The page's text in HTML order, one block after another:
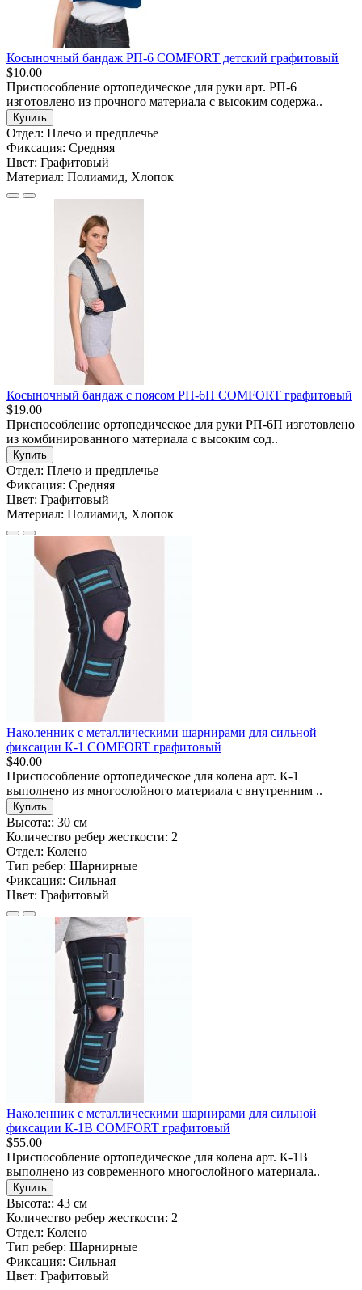
Косыночный бандаж РП-6 COMFORT детский графитовый
$10.00
Приспособление ортопедическое для руки арт. РП-6
изготовлено из прочного материала с высоким содержа..
Купить
Отдел: Плечо и предплечье
Фиксация: Средняя
Цвет: Графитовый
Материал: Полиамид, Хлопок
Косыночный бандаж с поясом РП-6П COMFORT графитовый
$19.00
Приспособление ортопедическое для руки РП-6П изготовлено
из комбинированного материала с высоким сод..
Купить
Отдел: Плечо и предплечье
Фиксация: Средняя
Цвет: Графитовый
Материал: Полиамид, Хлопок
Наколенник с металлическими шарнирами для сильной
фиксации К-1 COMFORT графитовый
$40.00
Приспособление ортопедическое для колена арт. К-1
выполнено из многослойного материала с внутренним ..
Купить
Высота:: 30 см
Количество ребер жесткости: 2
Отдел: Колено
Тип ребер: Шарнирные
Фиксация: Сильная
Цвет: Графитовый
Наколенник с металлическими шарнирами для сильной
фиксации К-1В COMFORT графитовый
$55.00
Приспособление ортопедическое для колена арт. К-1В
выполнено из современного многослойного материала..
Купить
Высота:: 43 см
Количество ребер жесткости: 2
Отдел: Колено
Тип ребер: Шарнирные
Фиксация: Сильная
Цвет: Графитовый